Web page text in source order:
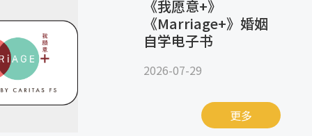
《我愿意+》
《Marriage+》婚姻
自学电子书
2026-07-29
更多